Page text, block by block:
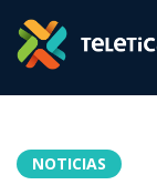
NOTICIAS